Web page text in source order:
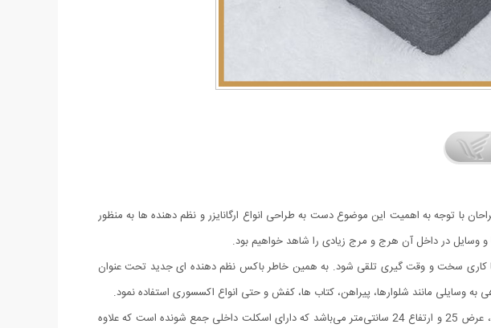
با توجه به اهمیت این موضوع دست به طراحی انواع ارگانایزر و نظم دهنده ها به‌ منظور
و وسایل در داخل آن هرج‌ و مرج زیادی را شاهد خواهیم بود.
کاری سخت و وقت‌ گیری تلقی شود. به همین خاطر باکس نظم دهنده ای جدید تحت عنوان
وسایلی مانند شلوارها، پیراهن، کتاب ها، کفش و حتی انواع اکسسوری استفاده نمود.
باکس لباس و شلوار داخل کمد یک جعبه پارچه ای بسیار مقاوم اما سبک و کم حجم به شکل مستطیل با ابعاد طول 40، عرض 25 و ارتفاع 24 سانتی‌متر می‌باشد که دارای اسکلت داخلی جمع شونده است که علاوه